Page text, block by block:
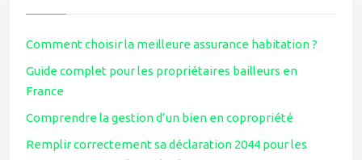
Comment choisir la meilleure assurance habitation ?
Guide complet pour les propriétaires bailleurs en
France
Comprendre la gestion d’un bien en copropriété
Remplir correctement sa déclaration 2044 pour les